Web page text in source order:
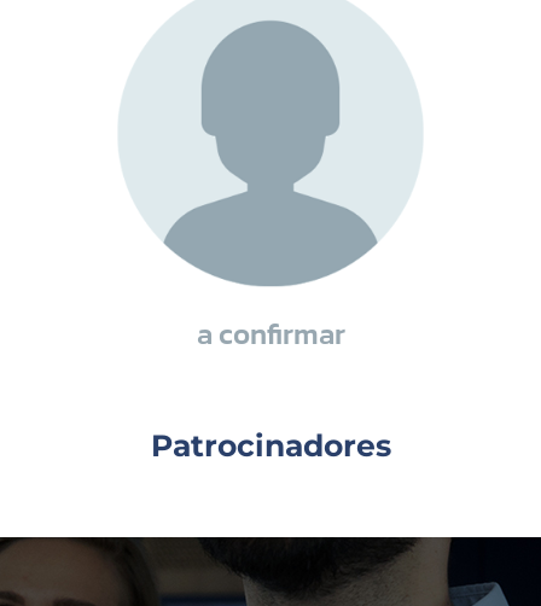
a confirmar
Patrocinadores